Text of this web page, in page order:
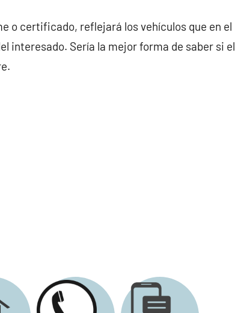
o certificado, reflejará los vehículos que en el
interesado. Sería la mejor forma de saber si el